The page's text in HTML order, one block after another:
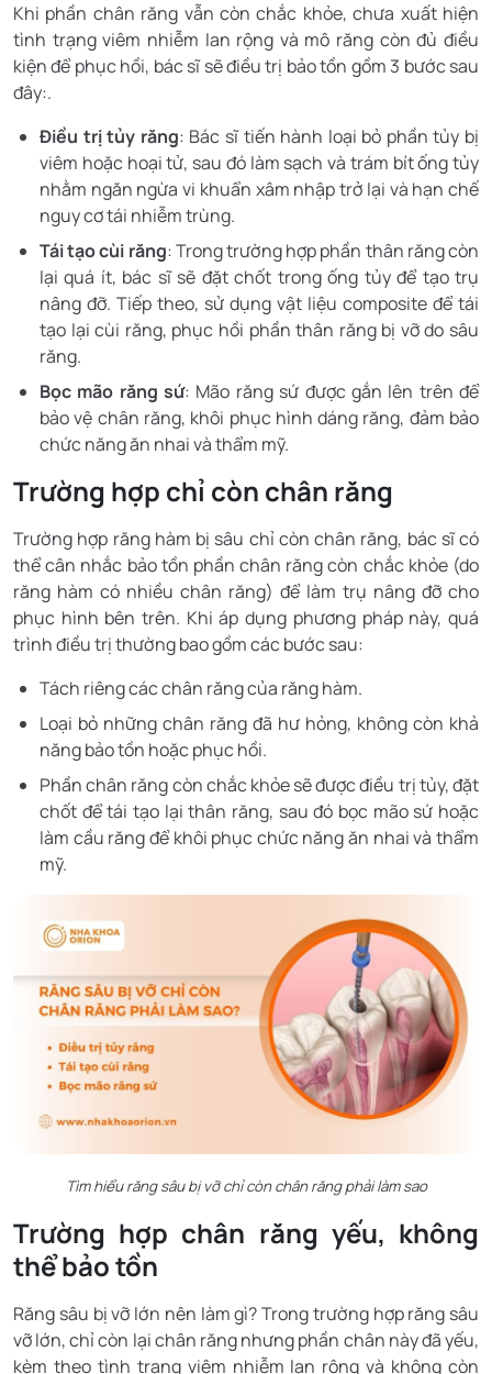
Khi phần chân răng vẫn còn chắc khỏe, chưa xuất hiện
tình trạng viêm nhiễm lan rộng và mô răng còn đủ điều
kiện để phục hồi, bác sĩ sẽ điều trị bảo tồn gồm 3 bước sau
đây:.
Điều trị tủy răng: Bác sĩ tiến hành loại bỏ phần tủy bị
viêm hoặc hoại tử, sau đó làm sạch và trám bít ống tủy
nhằm ngăn ngừa vi khuẩn xâm nhập trở lại và hạn chế
nguy cơ tái nhiễm trùng.
Tái tạo cùi răng: Trong trường hợp phần thân răng còn
lại quá ít, bác sĩ sẽ đặt chốt trong ống tủy để tạo trụ
nâng đỡ. Tiếp theo, sử dụng vật liệu composite để tái
tạo lại cùi răng, phục hồi phần thân răng bị vỡ do sâu
răng.
Bọc mão răng sứ: Mão răng sứ được gắn lên trên để
bảo vệ chân răng, khôi phục hình dáng răng, đảm bảo
chức năng ăn nhai và thẩm mỹ.
Trường hợp chỉ còn chân răng
Trường hợp răng hàm bị sâu chỉ còn chân răng, bác sĩ có
thể cân nhắc bảo tồn phần chân răng còn chắc khỏe (do
răng hàm có nhiều chân răng) để làm trụ nâng đỡ cho
phục hình bên trên. Khi áp dụng phương pháp này, quá
trình điều trị thường bao gồm các bước sau:
Tách riêng các chân răng của răng hàm.
Loại bỏ những chân răng đã hư hỏng, không còn khả
năng bảo tồn hoặc phục hồi.
Phần chân răng còn chắc khỏe sẽ được điều trị tủy, đặt
chốt để tái tạo lại thân răng, sau đó bọc mão sứ hoặc
làm cầu răng để khôi phục chức năng ăn nhai và thẩm
mỹ.
Tìm hiểu răng sâu bị vỡ chỉ còn chân răng phải làm sao
Trường hợp chân răng yếu, không
thể bảo tồn
Răng sâu bị vỡ lớn nên làm gì? Trong trường hợp răng sâu
vỡ lớn, chỉ còn lại chân răng nhưng phần chân này đã yếu,
kèm theo tình trạng viêm nhiễm lan rộng và không còn